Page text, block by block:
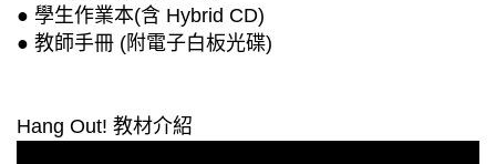
● 學生作業本(含 Hybrid CD)
● 教師手冊 (附電子白板光碟)
Hang Out! 教材介紹